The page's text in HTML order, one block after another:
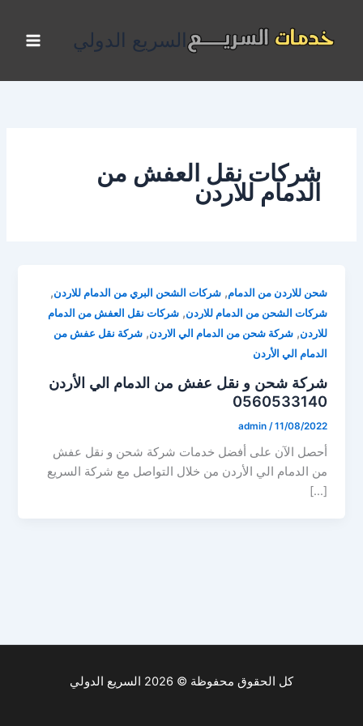
المحتوى
السريع الدولي
شركات نقل العفش من
الدمام للاردن
شحن للاردن من الدمام,شركات الشحن البري من الدمام للاردن,
شركات الشحن من الدمام للاردن,شركات نقل العفش من الدمام
للاردن,شركة شحن من الدمام الي الاردن,شركة نقل عفش من
الدمام الي الأردن
شركة شحن و نقل عفش من الدمام الي الأردن
0560533140
admin /11/08/2022
أحصل الآن على أفضل خدمات شركة شحن و نقل عفش
من الدمام الي الأردن من خلال التواصل مع شركة السريع
[…]
كل الحقوق محفوظة © 2026 السريع الدولي